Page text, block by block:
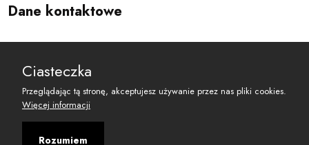
Dane kontaktowe
reset@resetobywatelski.pl
Ciasteczka
Przeglądając tą stronę, akceptujesz używanie przez nas pliki cookies.
Więcej informacji
Rozumiem